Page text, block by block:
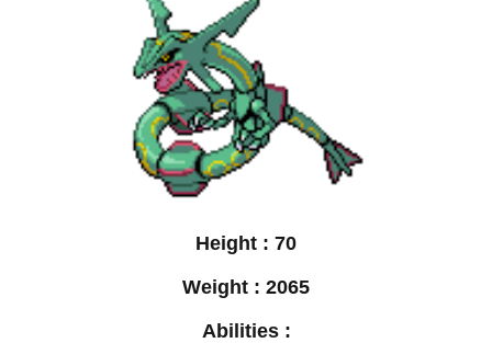
Height : 70
Weight : 2065
Abilities :